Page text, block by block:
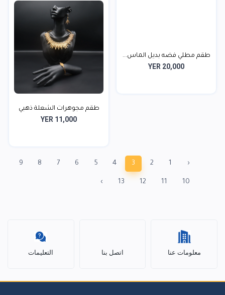
طقم مطلي فضه بديل الماس...
YER 20,000
طقم مجوهرات الشعلة ذهبي
YER 11,000
‹
1
2
3
4
5
6
7
8
9
10
11
12
13
›
معلومات عنا اتصل بنا التعليمات